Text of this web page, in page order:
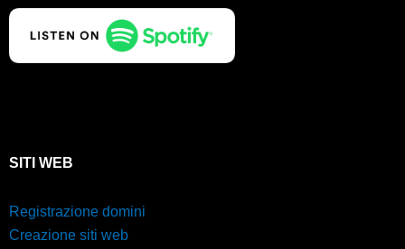
SITI WEB
Registrazione domini
Creazione siti web